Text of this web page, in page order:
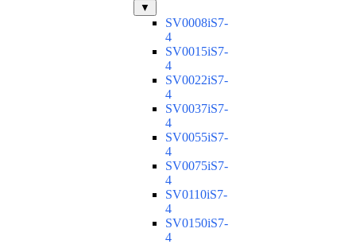
▼
SV0008iS7-
4
SV0015iS7-
4
SV0022iS7-
4
SV0037iS7-
4
SV0055iS7-
4
SV0075iS7-
4
SV0110iS7-
4
SV0150iS7-
4